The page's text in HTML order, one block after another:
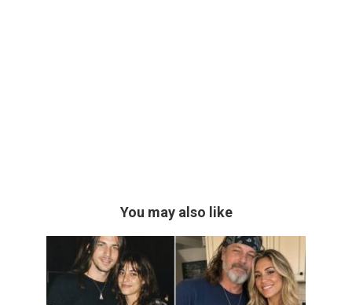
You may also like